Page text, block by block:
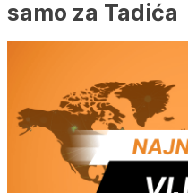
samo za Tadića